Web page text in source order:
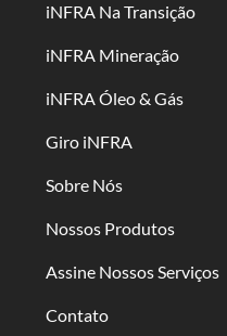
iNFRA Na Transição
iNFRA Mineração
iNFRA Óleo & Gás
Giro iNFRA
Sobre Nós
Nossos Produtos
Assine Nossos Serviços
Contato